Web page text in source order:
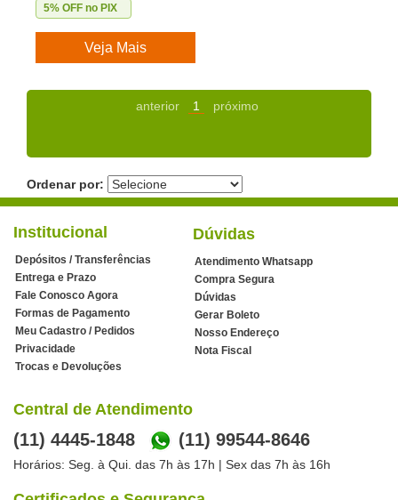
5% OFF no PIX
Veja Mais
anterior 1 próximo
Ordenar por:
Institucional
Depósitos / Transferências
Entrega e Prazo
Fale Conosco Agora
Formas de Pagamento
Meu Cadastro / Pedidos
Privacidade
Trocas e Devoluções
Dúvidas
Atendimento Whatsapp
Compra Segura
Dúvidas
Gerar Boleto
Nosso Endereço
Nota Fiscal
Central de Atendimento
(11) 4445-1848 (11) 99544-8646
Horários: Seg. à Qui. das 7h às 17h | Sex das 7h às 16h